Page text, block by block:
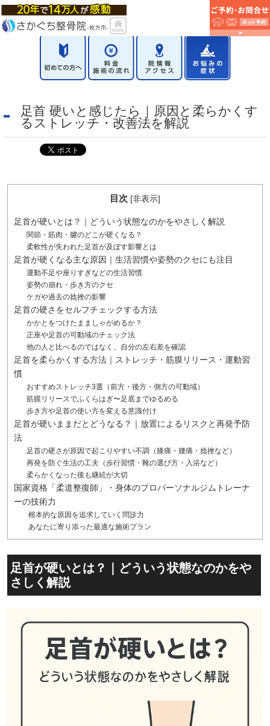
足首 硬いと感じたら｜原因と柔らかくす
るストレッチ・改善法を解説
目次 [非表示]
足首が硬いとは？｜どういう状態なのかをやさしく解説
関節・筋肉・腱のどこが硬くなる？
柔軟性が失われた足首が及ぼす影響とは
足首が硬くなる主な原因｜生活習慣や姿勢のクセにも注目
運動不足や座りすぎなどの生活習慣
姿勢の崩れ・歩き方のクセ
ケガや過去の捻挫の影響
足首の硬さをセルフチェックする方法
かかとをつけたまましゃがめるか？
正座や足首の可動域のチェック法
他の人と比べるのではなく、自分の左右差を確認
足首を柔らかくする方法｜ストレッチ・筋膜リリース・運動習
慣
おすすめストレッチ3選（前方・後方・側方の可動域）
筋膜リリースでふくらはぎ〜足底までゆるめる
歩き方や足首の使い方を変える意識付け
足首が硬いままだとどうなる？｜放置によるリスクと再発予防
法
足首の硬さが原因で起こりやすい不調（膝痛・腰痛・捻挫など）
再発を防ぐ生活の工夫（歩行習慣・靴の選び方・入浴など）
柔らかくなった後も継続が大切
国家資格「柔道整復師」・身体のプロパーソナルジムトレーナ
ーの技術力
根本的な原因を追求していく問診力
あなたに寄り添った最適な施術プラン
足首が硬いとは？｜どういう状態なのかをや
さしく解説